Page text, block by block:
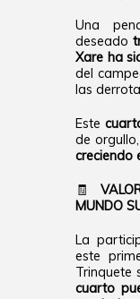
Una
deseado
Xare ha
del
las
Este
de
creciendo
🧾
MUNDO
La
este
Trinquete
cuarto